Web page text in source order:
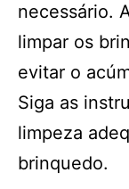
necessário.
limpar os
evitar o
Siga as
limpeza
brinquedo.